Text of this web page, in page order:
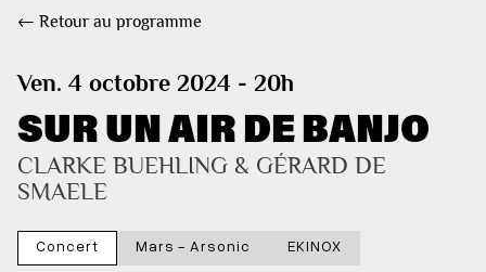
← Retour au programme
Ven. 4 octobre 2024 - 20h
SUR UN AIR DE BANJO
CLARKE BUEHLING & GÉRARD DE
SMAELE
Concert Mars - Arsonic EKINOX